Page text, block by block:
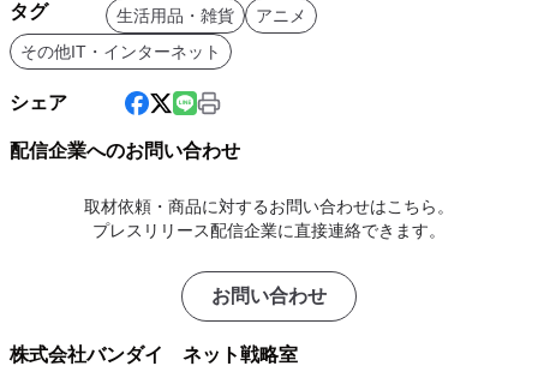
タグ 生活用品・雑貨
アニメ
その他IT・インターネット
シェア
配信企業へのお問い合わせ
取材依頼・商品に対するお問い合わせはこちら。
プレスリリース配信企業に直接連絡できます。
お問い合わせ
株式会社バンダイ ネット戦略室